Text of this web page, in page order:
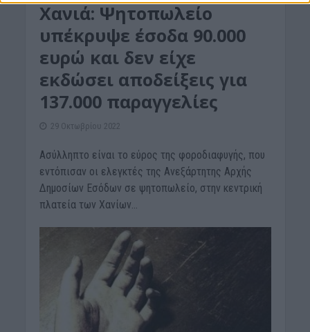
Χανιά: Ψητοπωλείο
υπέκρυψε έσοδα 90.000
ευρώ και δεν είχε
εκδώσει αποδείξεις για
137.000 παραγγελίες
29 Οκτωβρίου 2022
Ασύλληπτο είναι το εύρος της φοροδιαφυγής, που
εντόπισαν οι ελεγκτές της Ανεξάρτητης Αρχής
Δημοσίων Εσόδων σε ψητοπωλείο, στην κεντρική
πλατεία των Χανίων...